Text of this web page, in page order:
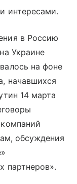
интересами.
в Россию
Украине
на фоне
начавшихся
14 марта
обсуждения
партнеров».